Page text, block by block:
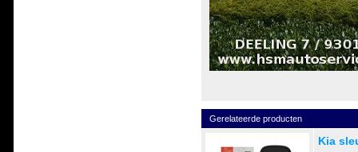
Gerelateerde producten
Kia